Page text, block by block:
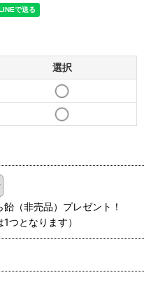
選択
（非売品）プレゼント！
つとなります）